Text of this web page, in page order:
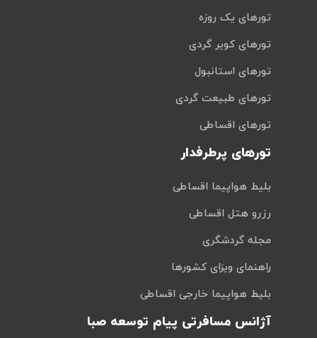
تورهای یک روزه
تورهای کویر گردی
تورهای استانبول
تورهای طبیعت گردی
تورهای اقساطی
تورهای پرطرفدار
بلیط هواپیما اقساطی
رزرو هتل اقساطی
مجله گردشگری
راهنمای ویزای کشورها
بلیط هواپیما خارجی اقساطی
آژانس مسافرتی پیام توسعه صبا